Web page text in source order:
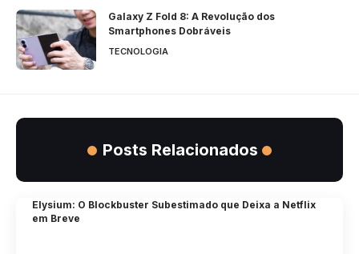
Galaxy Z Fold 8: A Revolução dos
Smartphones Dobráveis
TECNOLOGIA
Posts Relacionados
Elysium: O Blockbuster Subestimado que Deixa a Netflix
em Breve